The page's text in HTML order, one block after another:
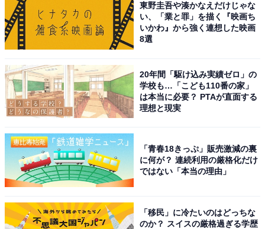
次ページ
7位までの全ランキング結果を見
る
東野圭吾や湊かなえだけじゃな
い、「業と罪」を描く『映画ち
いかわ』から強く連想した映画
8選
20年間「駆け込み実績ゼロ」の
学校も…「こども110番の家」
は本当に必要？ PTAが直面する
理想と現実
「青春18きっぷ」販売激減の裏
に何が？ 連続利用の厳格化だけ
ではない「本当の理由」
「移民」に冷たいのはどっちな
のか？ スイスの厳格過ぎる学歴